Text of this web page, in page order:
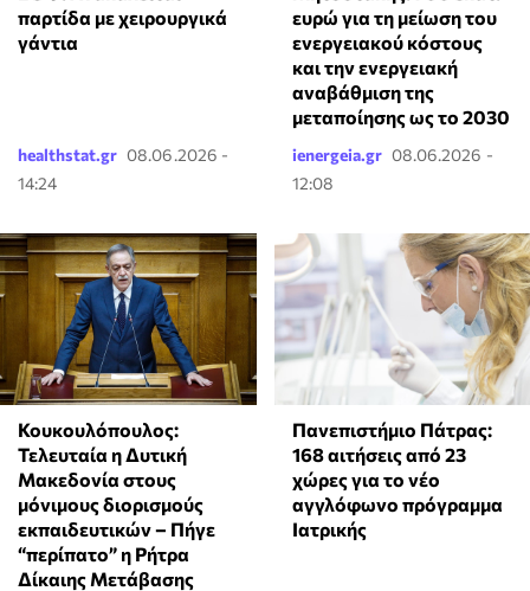
παρτίδα με χειρουργικά
γάντια
healthstat.gr 08.06.2026 -
14:24
ευρώ για τη μείωση του
ενεργειακού κόστους
και την ενεργειακή
αναβάθμιση της
μεταποίησης ως το 2030
ienergeia.gr 08.06.2026 -
12:08
Κουκουλόπουλος:
Τελευταία η Δυτική
Μακεδονία στους
μόνιμους διορισμούς
εκπαιδευτικών – Πήγε
“περίπατο” η Ρήτρα
Δίκαιης Μετάβασης
Πανεπιστήμιο Πάτρας:
168 αιτήσεις από 23
χώρες για το νέο
αγγλόφωνο πρόγραμμα
Ιατρικής